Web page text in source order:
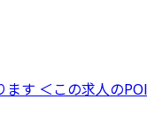
す ＜この求人の